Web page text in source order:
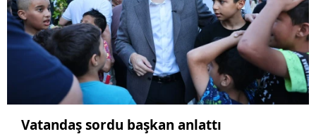
Vatandaş sordu başkan anlattı